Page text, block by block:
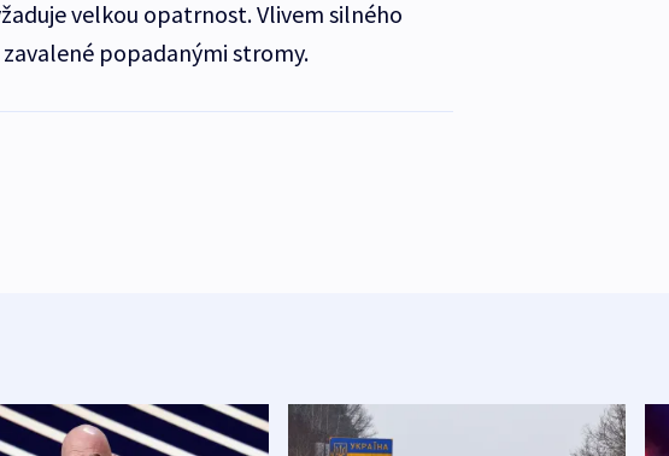
velkou opatrnost. Vlivem silného
popadanými stromy.